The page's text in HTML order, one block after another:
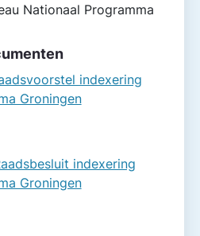
Nationaal Programma
indexering
Groningen
indexering
Groningen